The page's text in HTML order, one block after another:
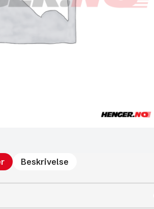
Beskrivelse